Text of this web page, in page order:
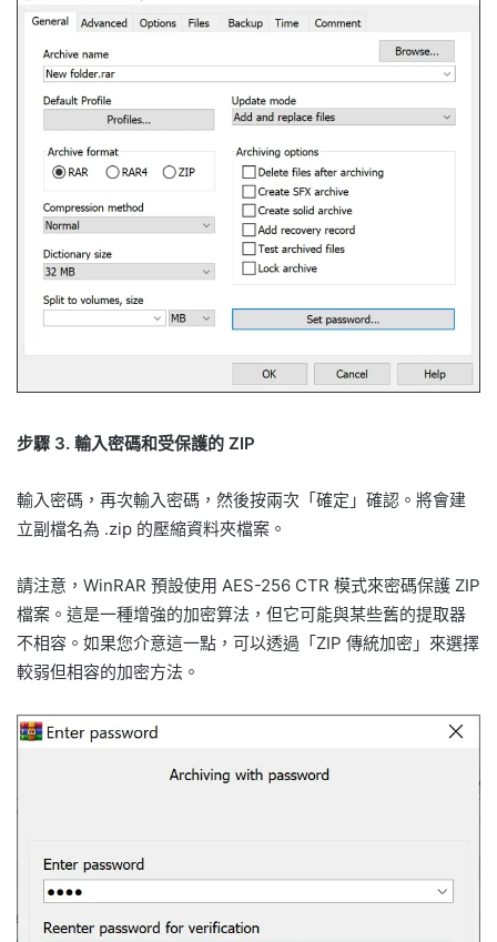
步驟 3. 輸入密碼和受保護的 ZIP
輸入密碼，再次輸入密碼，然後按兩次「確定」確認。將會建
立副檔名為 .zip 的壓縮資料夾檔案。
請注意，WinRAR 預設使用 AES-256 CTR 模式來密碼保護 ZIP
檔案。這是一種增強的加密算法，但它可能與某些舊的提取器
不相容。如果您介意這一點，可以透過「ZIP 傳統加密」來選擇
較弱但相容的加密方法。